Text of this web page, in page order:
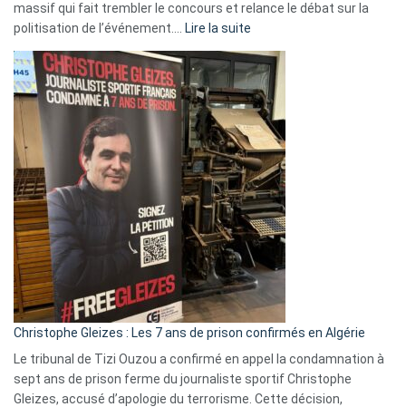
massif qui fait trembler le concours et relance le débat sur la
politisation de l’événement.… Lire la suite
Eurovision
2026
:
Pays-
Bas,
Espagne,
Irlande
et
Slovénie
rejettent
la
présence
d’Israël
Christophe Gleizes : Les 7 ans de prison confirmés en Algérie
Le tribunal de Tizi Ouzou a confirmé en appel la condamnation à
sept ans de prison ferme du journaliste sportif Christophe
Gleizes, accusé d’apologie du terrorisme. Cette décision,